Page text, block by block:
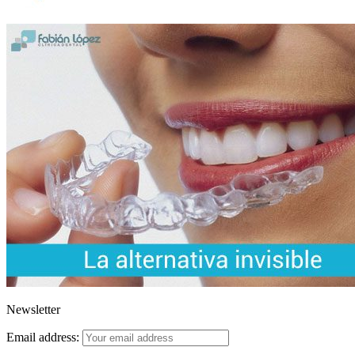
Newsletter
Email address: